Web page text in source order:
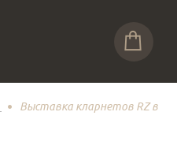
Выставка кларнетов RZ в